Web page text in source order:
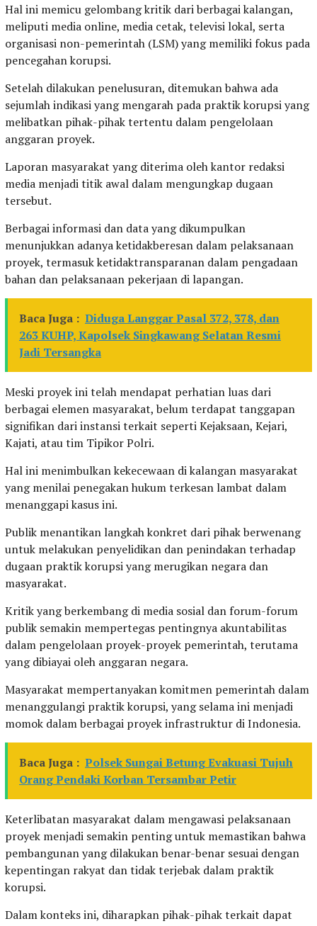
Hal ini memicu gelombang kritik dari berbagai kalangan,
meliputi media online, media cetak, televisi lokal, serta
organisasi non-pemerintah (LSM) yang memiliki fokus pada
pencegahan korupsi.
Setelah dilakukan penelusuran, ditemukan bahwa ada
sejumlah indikasi yang mengarah pada praktik korupsi yang
melibatkan pihak-pihak tertentu dalam pengelolaan
anggaran proyek.
Laporan masyarakat yang diterima oleh kantor redaksi
media menjadi titik awal dalam mengungkap dugaan
tersebut.
Berbagai informasi dan data yang dikumpulkan
menunjukkan adanya ketidakberesan dalam pelaksanaan
proyek, termasuk ketidaktransparanan dalam pengadaan
bahan dan pelaksanaan pekerjaan di lapangan.
Baca Juga : Diduga Langgar Pasal 372, 378, dan
263 KUHP, Kapolsek Singkawang Selatan Resmi
Jadi Tersangka
Meski proyek ini telah mendapat perhatian luas dari
berbagai elemen masyarakat, belum terdapat tanggapan
signifikan dari instansi terkait seperti Kejaksaan, Kejari,
Kajati, atau tim Tipikor Polri.
Hal ini menimbulkan kekecewaan di kalangan masyarakat
yang menilai penegakan hukum terkesan lambat dalam
menanggapi kasus ini.
Publik menantikan langkah konkret dari pihak berwenang
untuk melakukan penyelidikan dan penindakan terhadap
dugaan praktik korupsi yang merugikan negara dan
masyarakat.
Kritik yang berkembang di media sosial dan forum-forum
publik semakin mempertegas pentingnya akuntabilitas
dalam pengelolaan proyek-proyek pemerintah, terutama
yang dibiayai oleh anggaran negara.
Masyarakat mempertanyakan komitmen pemerintah dalam
menanggulangi praktik korupsi, yang selama ini menjadi
momok dalam berbagai proyek infrastruktur di Indonesia.
Baca Juga : Polsek Sungai Betung Evakuasi Tujuh
Orang Pendaki Korban Tersambar Petir
Keterlibatan masyarakat dalam mengawasi pelaksanaan
proyek menjadi semakin penting untuk memastikan bahwa
pembangunan yang dilakukan benar-benar sesuai dengan
kepentingan rakyat dan tidak terjebak dalam praktik
korupsi.
Dalam konteks ini, diharapkan pihak-pihak terkait dapat